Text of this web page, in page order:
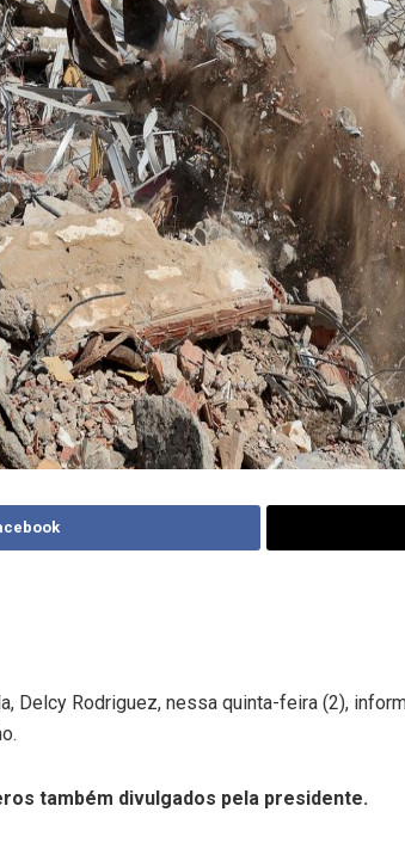
Delcy Rodriguez, nessa quinta-feira (2),
também divulgados pela presidente.